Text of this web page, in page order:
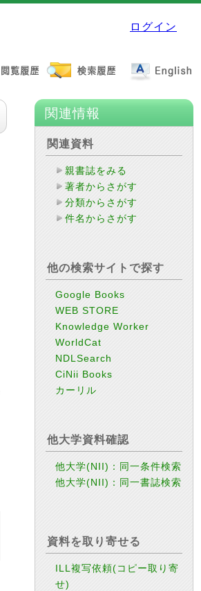
ログイン
関連情報
関連資料
親書誌をみる
著者からさがす
分類からさがす
件名からさがす
他の検索サイトで探す
Google Books
WEB STORE
Knowledge Worker
WorldCat
NDLSearch
CiNii Books
カーリル
他大学資料確認
他大学(NII)：同一条件検索
他大学(NII)：同一書誌検索
資料を取り寄せる
ILL複写依頼(コピー取り寄
せ)